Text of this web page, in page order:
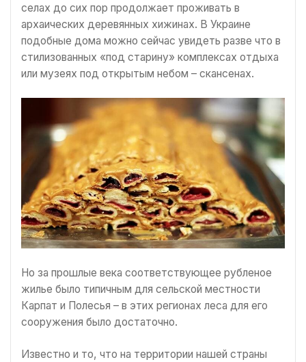
селах до сих пор продолжает проживать в
архаических деревянных хижинах. В Украине
подобные дома можно сейчас увидеть разве что в
стилизованных «под старину» комплексах отдыха
или музеях под открытым небом – скансенах.
Но за прошлые века соответствующее рубленое
жилье было типичным для сельской местности
Карпат и Полесья – в этих регионах леса для его
сооружения было достаточно.
Известно и то, что на территории нашей страны